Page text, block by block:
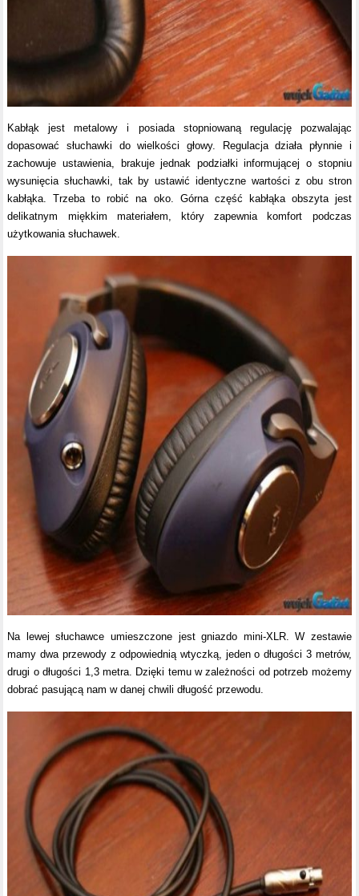
Kabłąk jest metalowy i posiada stopniowaną regulację pozwalając
dopasować słuchawki do wielkości głowy. Regulacja działa płynnie i
zachowuje ustawienia, brakuje jednak podziałki informującej o stopniu
wysunięcia słuchawki, tak by ustawić identyczne wartości z obu stron
kabłąka. Trzeba to robić na oko. Górna część kabłąka obszyta jest
delikatnym miękkim materiałem, który zapewnia komfort podczas
użytkowania słuchawek.
Na lewej słuchawce umieszczone jest gniazdo mini-XLR. W zestawie
mamy dwa przewody z odpowiednią wtyczką, jeden o długości 3 metrów,
drugi o długości 1,3 metra. Dzięki temu w zależności od potrzeb możemy
dobrać pasującą nam w danej chwili długość przewodu.